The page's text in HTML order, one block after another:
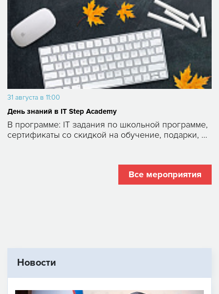
31 августа в 11:00
День знаний в IT Step Academy
В программе: IT задания по школьной программе,
сертификаты со скидкой на обучение, подарки, ...
Все мероприятия
Новости